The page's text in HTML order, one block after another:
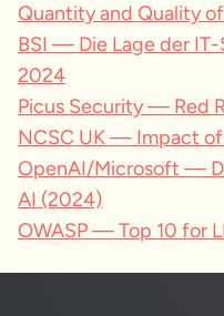
Quantity and Quality
BSI — Die Lage der
2024
Picus Security — Red
NCSC UK — Impact
OpenAI/Microsoft —
AI (2024)
OWASP — Top 10 for